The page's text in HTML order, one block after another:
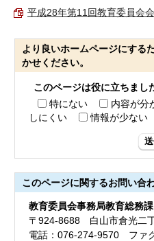
平成28年第11回教育委員会
より良いホームページにする
かせください。
このページは役に立ちまし
特にない
内容が分
しにくい
情報が少ない
このページに関するお問い合
教育委員会事務局教育総務課
〒924-8688 白山市倉光二
電話：076-274-9570 ファ